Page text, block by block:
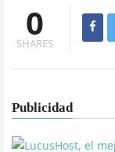
0
SHARES
Publicidad